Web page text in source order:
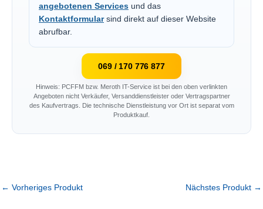
angebotenen Services und das
Kontaktformularsind direkt auf dieser Website
abrufbar.
069 / 170 776 877
Hinweis: PCFFM bzw. Meroth IT-Service ist bei den oben verlinkten
Angeboten nicht Verkäufer, Versanddienstleister oder Vertragspartner
des Kaufvertrags. Die technische Dienstleistung vor Ort ist separat vom
Produktkauf.
← Vorheriges Produkt Nächstes Produkt →